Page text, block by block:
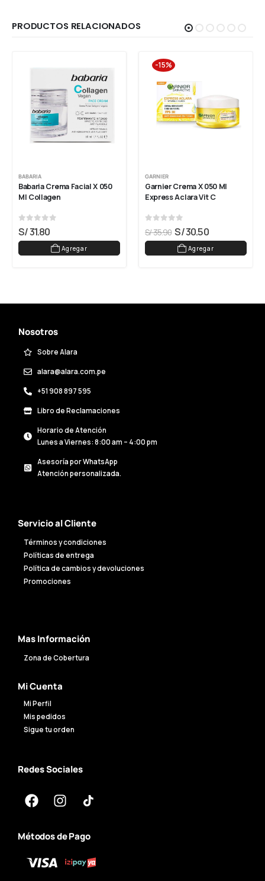
PRODUCTOS RELACIONADOS
BABARIA
Babaria Crema Facial X 050
Ml Collagen
0 out of 5
S/31.80
Agregar
-15%
GARNIER
Garnier Crema X 050 Ml
Express Aclara Vit C
out of 5
S/35.90 S/30.50
Agregar
Nosotros
Sobre Alara
alara@alara.com.pe
+51 908 897 595
Libro de Reclamaciones
Horario de Atención
Lunes a Viernes: 8:00 am – 4:00 pm
Asesoría por WhatsApp
Atención personalizada.
Servicio al Cliente
Términos y condiciones
Políticas de entrega
Política de cambios y devoluciones
Promociones
Mas Información
Zona de Cobertura
Mi Cuenta
Mi Perfil
Mis pedidos
Sigue tu orden
Redes Sociales
Métodos de Pago